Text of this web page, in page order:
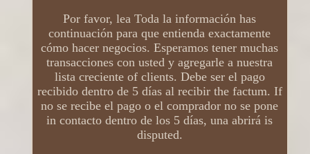
Por favor, lea Toda la información has
continuación para que entienda exactamente
cómo hacer negocios. Esperamos tener muchas
transacciones con usted y agregarle a nuestra
lista creciente of clients. Debe ser el pago
recibido dentro de 5 días al recibir the factum. If
no se recibe el pago o el comprador no se pone
in contacto dentro de los 5 días, una abrirá is
disputed.